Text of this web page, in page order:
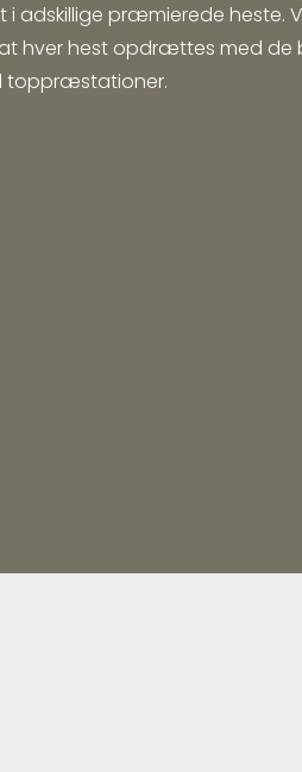
i adskillige præmierede heste.
at hver hest opdrættes med de
toppræstationer.